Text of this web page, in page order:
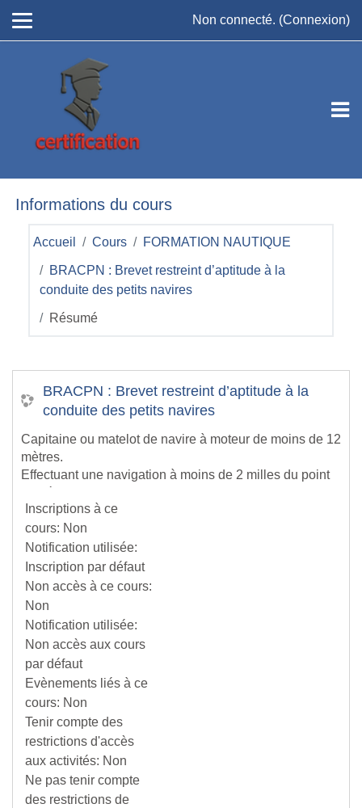
Non connecté. (Connexion)
Informations du cours
Accueil Cours FORMATION NAUTIQUE
BRACPN : Brevet restreint d’aptitude à la
conduite des petits navires
Résumé
BRACPN : Brevet restreint d’aptitude à la
conduite des petits navires
Capitaine ou matelot de navire à moteur de moins de 12
mètres.
Effectuant une navigation à moins de 2 milles du point
Puissance propulsive de moins de 250 kW.
Inscriptions à ce
cours: Non
Notification utilisée:
Inscription par défaut
Non accès à ce cours:
Non
Notification utilisée:
Non accès aux cours
par défaut
Evènements liés à ce
cours: Non
Tenir compte des
restrictions d'accès
aux activités: Non
Ne pas tenir compte
des restrictions de